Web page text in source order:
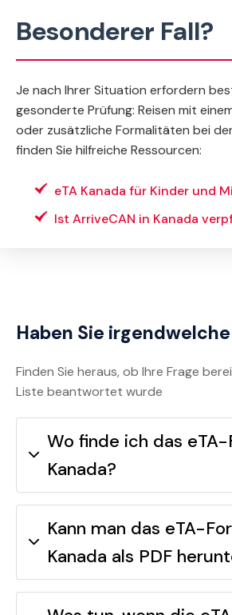
Besonderer Fall?
Je nach Ihrer Situation erfordern
gesonderte Prüfung: Reisen mit
oder zusätzliche Formalitäten bei
finden Sie hilfreiche Ressourcen:
eTA Kanada für Kinder und
Ist ArriveCAN in Kanada
Haben Sie
Finden Sie heraus, ob Ihre Frage
Liste beantwortet wurde
Wo finde ich das
Kanada?
Kann man das eTA-
Kanada als PDF